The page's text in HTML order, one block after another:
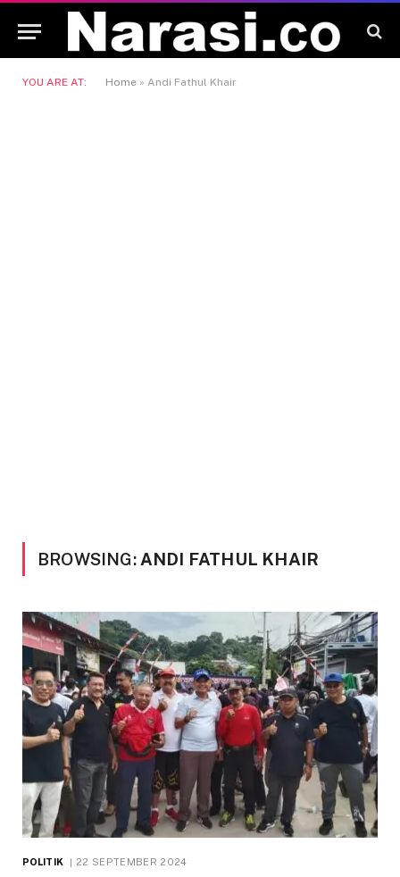
YOU ARE AT: Home » Andi Fathul Khair
BROWSING: ANDI FATHUL KHAIR
POLITIK 22 SEPTEMBER 2024